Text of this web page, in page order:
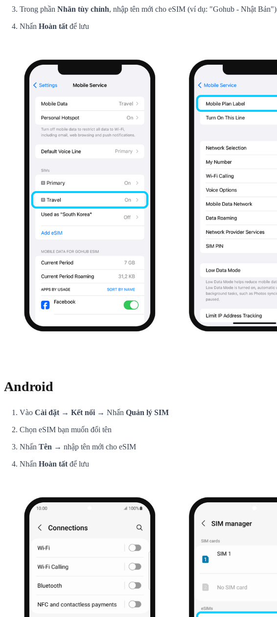
Trong phần Nhãn tùy chỉnh, nhập tên mới cho eSIM (ví dụ: "Gohub - Nhật Bản")
Nhấn Hoàn tất để lưu
Android
Vào Cài đặt → Kết nối → Nhấn Quản lý SIM
Chọn eSIM bạn muốn đổi tên
Nhấn Tên → nhập tên mới cho eSIM
Nhấn Hoàn tất để lưu